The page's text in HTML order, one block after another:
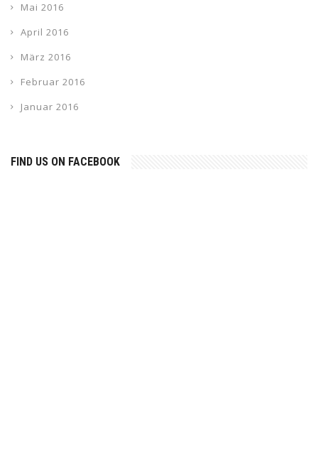
Mai 2016
April 2016
März 2016
Februar 2016
Januar 2016
FIND US ON FACEBOOK